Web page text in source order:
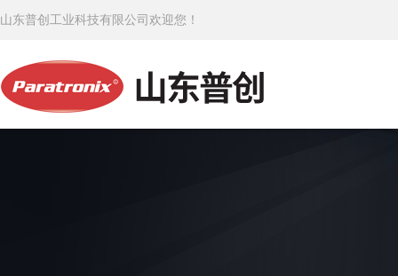
山东普创工业科技有限公司欢迎您！